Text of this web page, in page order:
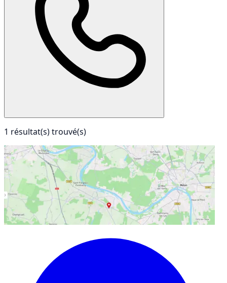
1 résultat(s) trouvé(s)